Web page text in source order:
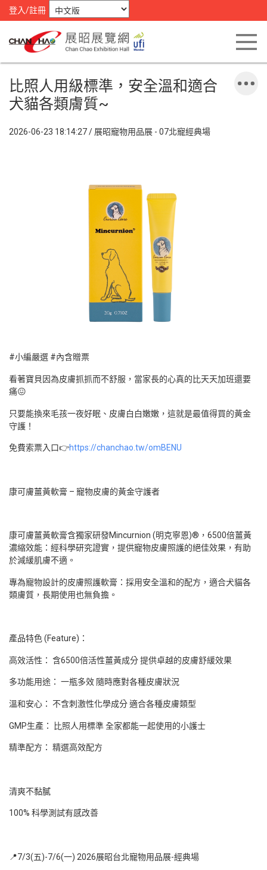
登入/註冊
比照人用級標準，安全溫和適合
犬貓各類膚質~
2026-06-23 18:14:27 / 展昭寵物用品展 - 07北寵經典場
#小編嚴選 #內含贈票
看著寶貝因為皮膚抓抓而不舒服，當家長的心真的比天天加班還要
痛😖
只要能換來毛孩一夜好眠、皮膚白白嫩嫩，這就是最值得買的黃金
守護！
免費索票入口👉https://chanchao.tw/omBENU
康可膚薑黃軟膏 – 寵物皮膚的黃金守護者
康可膚薑黃軟膏含獨家研發Mincurnion (明克寧恩)®，6500倍薑黃
濃縮效能：經科學研究證實，提供寵物皮膚照護的絕佳效果，有助
於減緩肌膚不適。
專為寵物設計的皮膚照護軟膏：採用安全溫和的配方，適合犬貓各
類膚質，長期使用也無負擔。
產品特色 (Feature)：
高效活性： 含6500倍活性薑黃成分 提供卓越的皮膚舒緩效果
多功能用途： 一瓶多效 隨時應對各種皮膚狀況
溫和安心： 不含刺激性化學成分 適合各種皮膚類型
GMP生產： 比照人用標準 全家都能一起使用的小護士
精準配方： 精選高效配方
清爽不黏膩
100% 科學測試有感改善
📍7/3(五)-7/6(一) 2026展昭台北寵物用品展-經典場